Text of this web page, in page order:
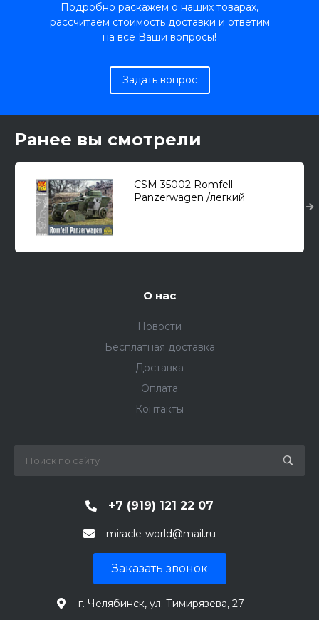
Подробно раскажем о наших товарах,
рассчитаем стоимость доставки и ответим
на все Ваши вопросы!
Задать вопрос
Ранее вы смотрели
CSM 35002 Romfell
Panzerwagen /легкий
О нас
Новости
Бесплатная доставка
Доставка
Оплата
Контакты
+7 (919) 121 22 07
miracle-world@mail.ru
Заказать звонок
г. Челябинск, ул. Тимирязева, 27